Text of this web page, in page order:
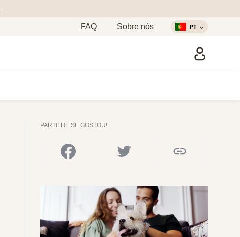
FAQ Sobre nós PT
PARTILHE SE GOSTOU!